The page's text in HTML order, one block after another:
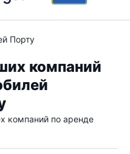
Порту
компаний
компаний по аренде